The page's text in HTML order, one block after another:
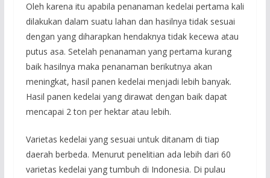
Oleh karena itu apabila penanaman kedelai pertama kali
dilakukan dalam suatu lahan dan hasilnya tidak sesuai
dengan yang diharapkan hendaknya tidak kecewa atau
putus asa. Setelah penanaman yang pertama kurang
baik hasilnya maka penanaman berikutnya akan
meningkat, hasil panen kedelai menjadi lebih banyak.
Hasil panen kedelai yang dirawat dengan baik dapat
mencapai 2 ton per hektar atau lebih.
Varietas kedelai yang sesuai untuk ditanam di tiap
daerah berbeda. Menurut penelitian ada lebih dari 60
varietas kedelai yang tumbuh di Indonesia. Di pulau